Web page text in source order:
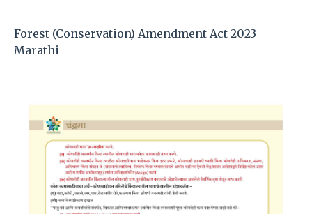
Forest (Conservation) Amendment Act 2023
Marathi